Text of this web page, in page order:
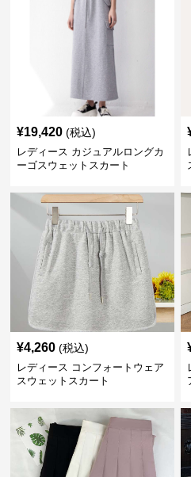
¥19,420 (税込)
レディース カジュアルロングカ
ーゴスウェットスカート
¥4,260 (税込)
レディース コンフォートウェア
スウェットスカート